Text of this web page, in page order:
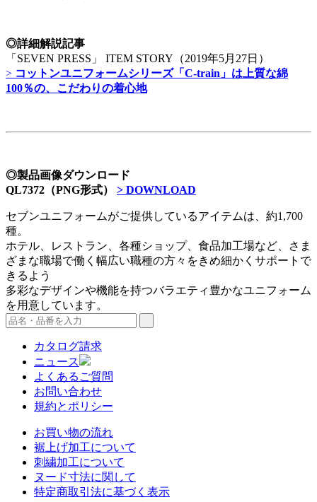
◎詳細解説記事
「SEVEN PRESS」 ITEM STORY（2019年5月27日）
> コットンユニフォームシリーズ「C-train」は上質な綿
100％の、こだわりの着心地
◎製品画像ダウンロード
QL7372（PNG形式） > DOWNLOAD
セブンユニフォームがご提供しているアイテムは、約1,700
種。
ホテル、レストラン、各種ショップ、食品加工場など、さま
ざまな職場で働く幅広い職種の方々をきめ細かくサポートで
きるよう
多彩なデザインや機能を持つバラエティ豊かなユニフォーム
を用意しています。
カタログ請求
ニュース
よくあるご質問
お問い合わせ
規約とポリシー
お買い物の流れ
裾上げ加工について
刺繍加工について
ヌード寸法に関して
特定商取引法に基づく表示